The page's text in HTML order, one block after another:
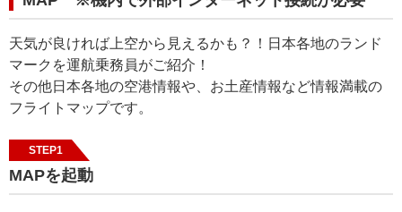
天気が良ければ上空から見えるかも？！日本各地のランド
マークを運航乗務員がご紹介！
その他日本各地の空港情報や、お土産情報など情報満載の
フライトマップです。
STEP1
MAPを起動